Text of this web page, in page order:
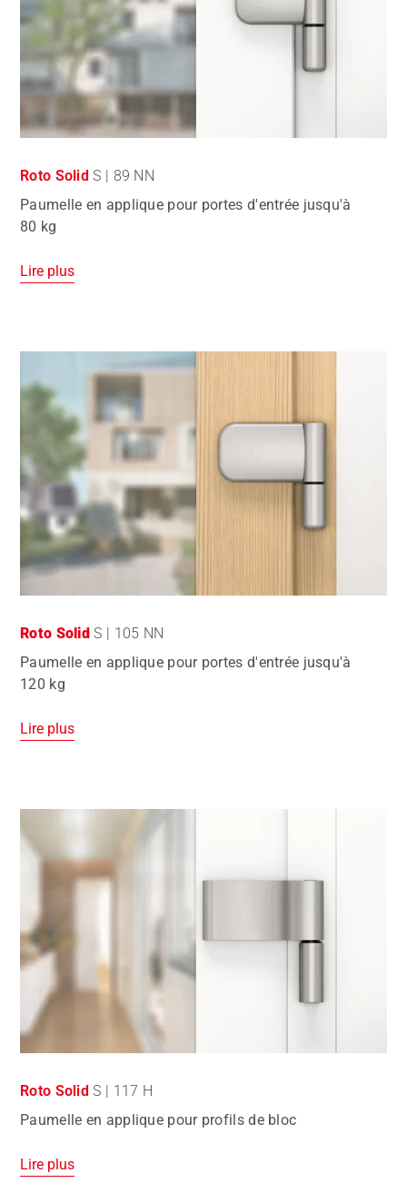
Roto Solid S | 89 NN
Paumelle en applique pour portes d'entrée jusqu'à
80 kg
Lire plus
Roto Solid S | 105 NN
Paumelle en applique pour portes d'entrée jusqu'à
120 kg
Lire plus
Roto Solid S | 117 H
Paumelle en applique pour profils de bloc
Lire plus